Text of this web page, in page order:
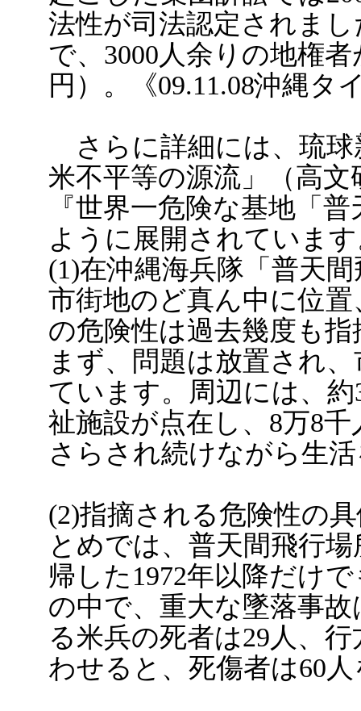
法性が司法認定されま
で、3000人余りの地権
円）。《09.11.08沖縄タ
さらに詳細には、琉球
米不平等の源流」（高文
『世界一危険な基地「
ように展開されていま
(1)在沖縄海兵隊「普天
市街地のど真ん中に位
の危険性は過去幾度も
まず、問題は放置され
ています。周辺には、
祉施設が点在し、8万8
さらされ続けながら生
(2)指摘される危険性の
とめでは、普天間飛行
帰した1972年以降だけ
の中で、重大な墜落事
る米兵の死者は29人、
わせると、死傷者は60